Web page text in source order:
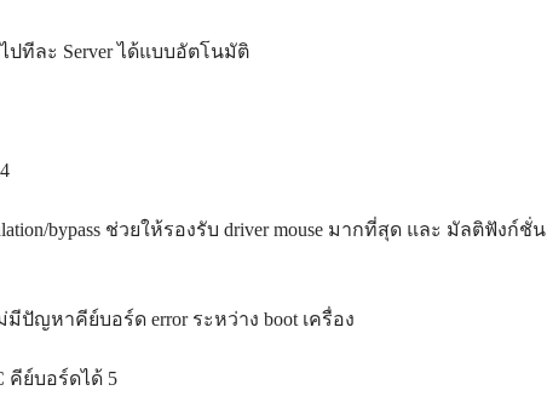
ปทีละ Server ได้แบบอัตโนมัติ
bypass ช่วยให้รองรับ driver mouse มากที่สุด และ มัลติฟังก์ชั่น
ม่มีปัญหาคีย์บอร์ด error ระหว่าง boot เครื่อง
คีย์บอร์ดได้ 5